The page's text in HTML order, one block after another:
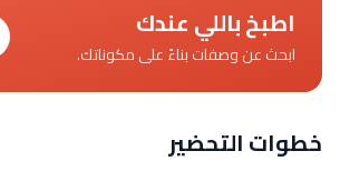
اطبخ باللي عندك
ابحث عن وصفات بناءً على مكوناتك.
خطوات التحضير